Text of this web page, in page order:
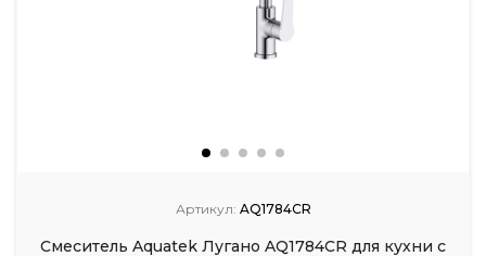
Артикул: AQ1784CR
Смеситель Aquatek Лугано AQ1784CR для кухни с